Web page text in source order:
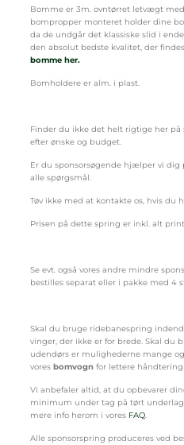
Bomme er 3m. ovntørret letvægt
bompropper monteret holder dine
da de undgår det klassiske slid i
den absolut bedste kvalitet, der
bomme her.
Bomholdere er alm. i plast.
Finder du ikke det helt rigtige her
efter ønske og budget.
Er du sponsorsøgende hjælper vi dig
alle spørgsmål.
Tøv ikke med at kontakte os, hvis du
Prisen på dette spring er inkl. alt
Se evt. også vores andre mindre
bestilles separat eller i pakke med 4
Skal du bruge ridebanespring
vinger, der ikke er for brede. Skal du
udendørs er mulighederne mange
vores bomvogn for lettere
Vi anbefaler altid, at du opbevarer
minimum under tag på tørt
mere info herom i vores FAQ.
Alle sponsorspring produceres ved